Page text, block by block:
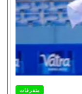
متفرقات